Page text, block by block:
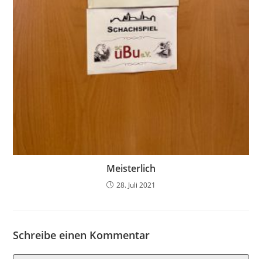
Meisterlich
28. Juli 2021
Schreibe einen Kommentar